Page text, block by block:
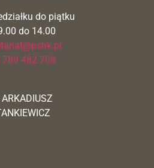
do piątku
do 14.00
789 482 708
ARKADIUSZ